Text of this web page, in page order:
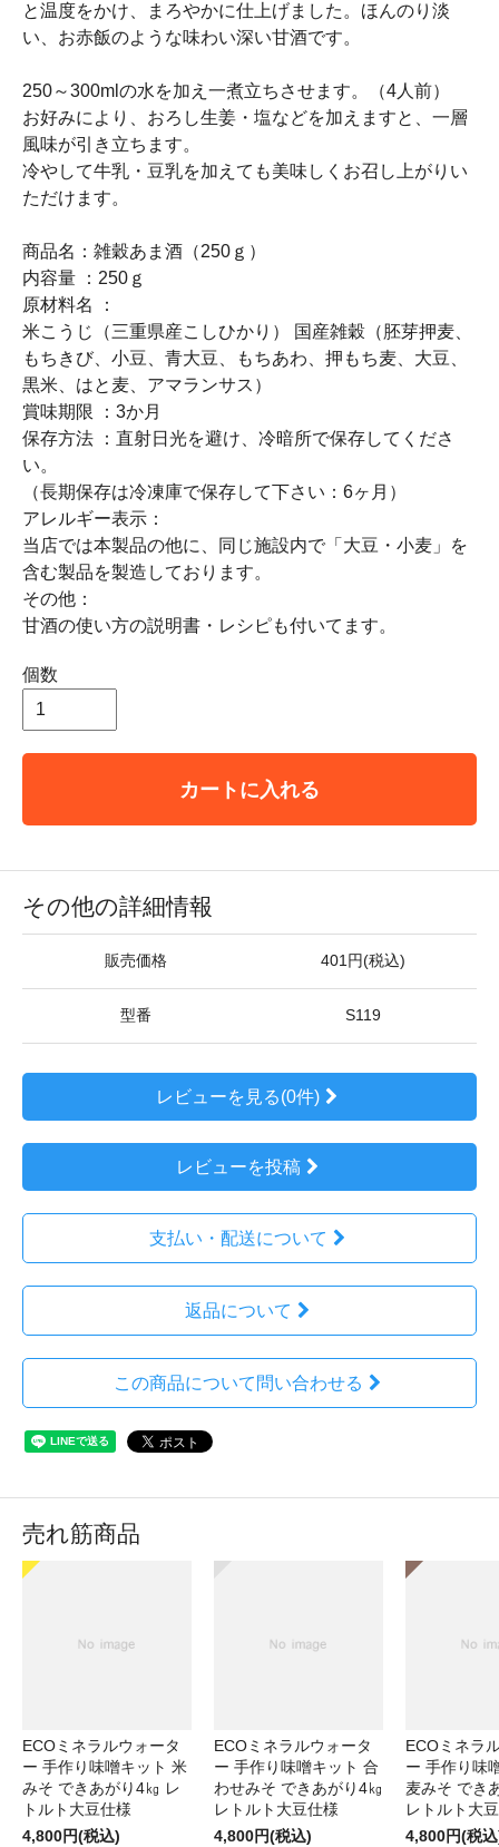
と温度をかけ、まろやかに仕上げました。ほんのり淡
い、お赤飯のような味わい深い甘酒です。
250～300mlの水を加え一煮立ちさせます。（4人前）
お好みにより、おろし生姜・塩などを加えますと、一層
風味が引き立ちます。
冷やして牛乳・豆乳を加えても美味しくお召し上がりい
ただけます。
商品名：雑穀あま酒（250ｇ）
内容量 ：250ｇ
原材料名 ：
米こうじ（三重県産こしひかり） 国産雑穀（胚芽押麦、
もちきび、小豆、青大豆、もちあわ、押もち麦、大豆、
黒米、はと麦、アマランサス）
賞味期限 ：3か月
保存方法 ：直射日光を避け、冷暗所で保存してくださ
い。
（長期保存は冷凍庫で保存して下さい：6ヶ月）
アレルギー表示：
当店では本製品の他に、同じ施設内で「大豆・小麦」を
含む製品を製造しております。
その他：
甘酒の使い方の説明書・レシピも付いてます。
個数
カートに入れる
その他の詳細情報
販売価格 401円(税込)
型番 S119
レビューを見る(0件)
レビューを投稿
支払い・配送について
返品について
この商品について問い合わせる
売れ筋商品
ECOミネラルウォータ
ー 手作り味噌キット 米
みそ できあがり4㎏ レ
トルト大豆仕様
4,800円(税込)
ECOミネラルウォータ
ー 手作り味噌キット 合
わせみそ できあがり4㎏
レトルト大豆仕様
4,800円(税込)
ECOミネラ
ー 手作り味
麦みそ でき
レトルト大
4,800円(税